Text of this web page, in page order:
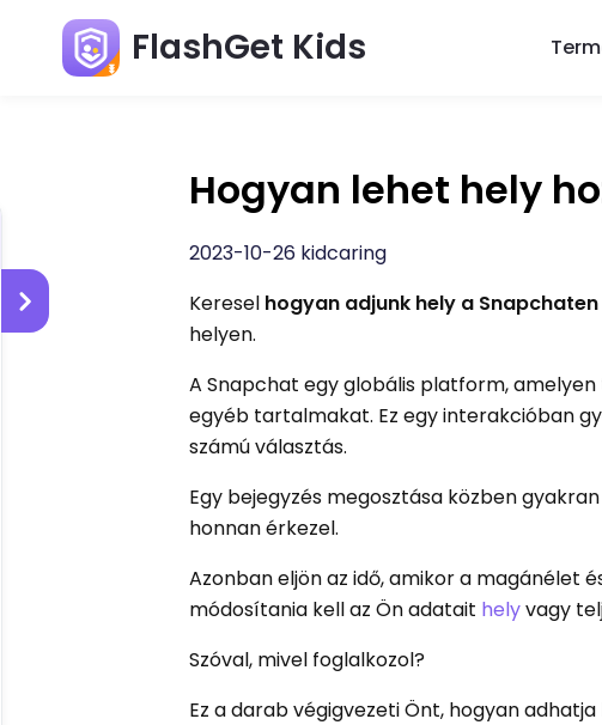
FlashGet Kids
Hogyan lehet hely
2023-10-26 kidcaring
Keresel hogyan adjunk hely a Snapchaten
helyen.
A Snapchat egy globális platform,
egyéb tartalmakat. Ez egy interakcióban
számú választás.
Egy bejegyzés megosztása közben
honnan érkezel.
Azonban eljön az idő, amikor a magánélet
módosítania kell az Ön adatait helyvagy
Szóval, mivel foglalkozol?
Ez a darab végigvezeti Önt, hogyan